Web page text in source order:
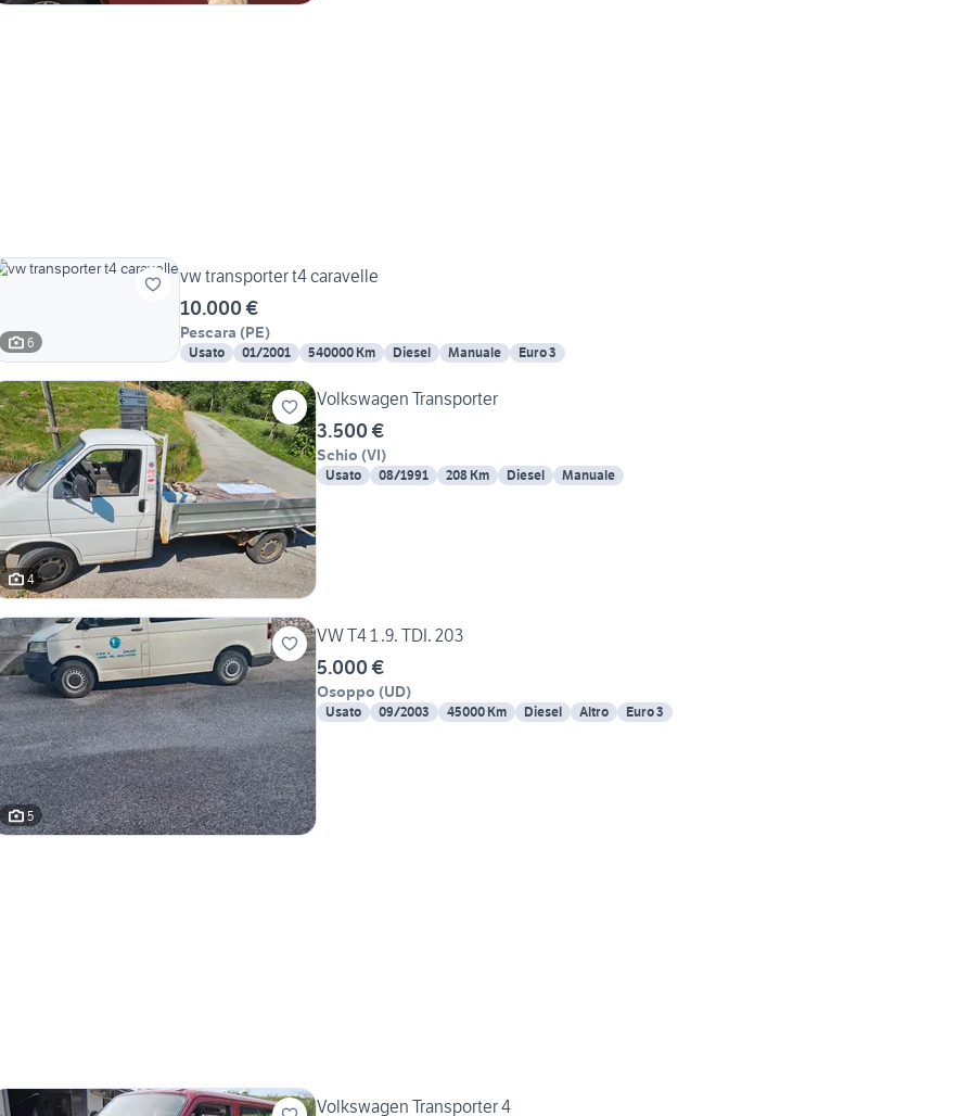
6
vw transporter t4 caravelle
10.000 €
Pescara (PE)
Usato 01/2001 540000 Km Diesel Manuale Euro 3
4
Volkswagen Transporter
3.500 €
Schio (VI)
Usato 08/1991 208 Km Diesel Manuale
5
VW T4 1 .9. TDI. 203
5.000 €
Osoppo (UD)
Usato 09/2003 45000 Km Diesel Altro Euro 3
Volkswagen Transporter 4